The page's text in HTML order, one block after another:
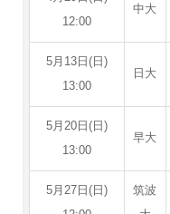
12:00
中大
5月13日(日)
13:00
日大
5月20日(日)
13:00
早大
5月27日(日)
筑波